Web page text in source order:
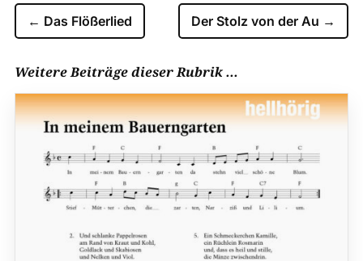
← Das Flößerlied Der Stolz von der Au →
Weitere Beiträge dieser Rubrik ...